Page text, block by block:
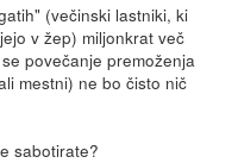
(večinski lastniki, ki
v žep) miljonkrat več
povečanje premoženja
mestni) ne bo čisto nič
sabotirate?